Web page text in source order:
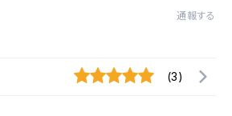
通報する
(3)